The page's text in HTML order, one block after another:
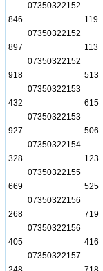
07350322152
846
119
07350322152
897
113
07350322152
918
513
07350322153
432
615
07350322153
927
506
07350322154
328
123
07350322155
669
525
07350322156
268
719
07350322156
405
416
07350322157